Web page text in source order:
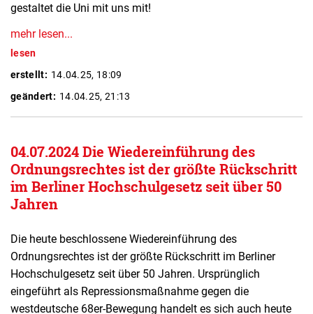
gestaltet die Uni mit uns mit!
mehr lesen...
lesen
erstellt: 14.04.25, 18:09
geändert: 14.04.25, 21:13
04.07.2024 Die Wiedereinführung des
Ordnungsrechtes ist der größte Rückschritt
im Berliner Hochschulgesetz seit über 50
Jahren
Die heute beschlossene Wiedereinführung des
Ordnungsrechtes ist der größte Rückschritt im Berliner
Hochschulgesetz seit über 50 Jahren. Ursprünglich
eingeführt als Repressionsmaßnahme gegen die
westdeutsche 68er-Bewegung handelt es sich auch heute